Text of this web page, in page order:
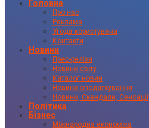
Головна
Про нас
Реклама
Угода користувача
Контакти
Новини
Прес-релізи
Новини світу
Каталог новин
Новини оподаткування
Новини, Скандали, Сенсації
Політика
Бізнес
Міжнародна економіка